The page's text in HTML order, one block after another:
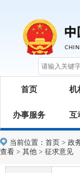
首页 机
办事服务 互
当前位置： 首页 > 政
查看 > 其他 > 征求意见